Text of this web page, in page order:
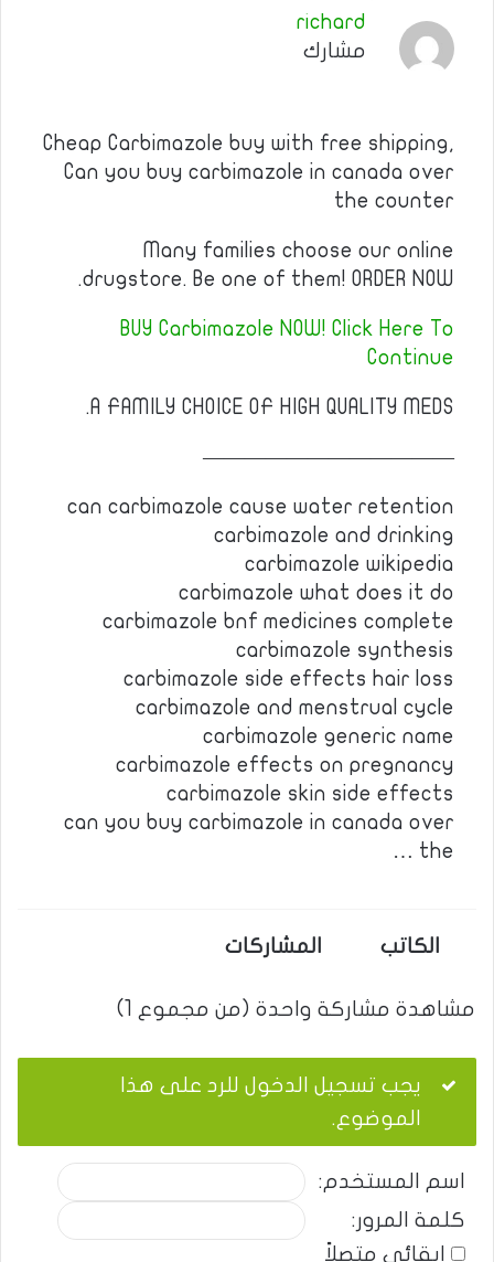
richard
مشارك
Cheap Carbimazole buy with free shipping,
Can you buy carbimazole in canada over
the counter
Many families choose our online
drugstore. Be one of them! ORDER NOW.
BUY Carbimazole NOW! Click Here To
Continue
A FAMILY CHOICE OF HIGH QUALITY MEDS.
————————————
can carbimazole cause water retention
carbimazole and drinking
carbimazole wikipedia
carbimazole what does it do
carbimazole bnf medicines complete
carbimazole synthesis
carbimazole side effects hair loss
carbimazole and menstrual cycle
carbimazole generic name
carbimazole effects on pregnancy
carbimazole skin side effects
can you buy carbimazole in canada over
the …
الكاتب المشاركات
مشاهدة مشاركة واحدة (من مجموع 1)
يجب تسجيل الدخول للرد على هذا
الموضوع.
اسم المستخدم:
كلمة المرور:
إبقائي متصلاً